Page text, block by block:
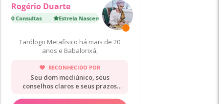
Rogério Duarte
900 Consultas Estrela Nascente·9 900 Consultas
Tarólogo Metafisico há mais de 20
anos e Babalorixá,
RECONHECIDO POR
Seu dom mediúnico, seus
conselhos claros e seus prazos